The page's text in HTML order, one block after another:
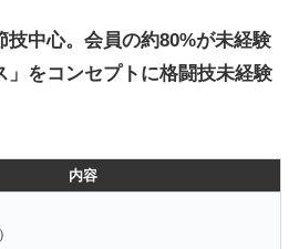
技中心。会員の約80%が未経験
」をコンセプトに格闘技未経験
内容